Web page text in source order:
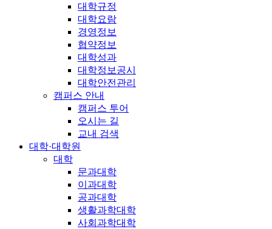
대학규정
대학요람
경영정보
협약정보
대학성과
대학정보공시
대학안전관리
캠퍼스 안내
캠퍼스 투어
오시는 길
교내 검색
대학·대학원
대학
문과대학
이과대학
공과대학
생활과학대학
사회과학대학